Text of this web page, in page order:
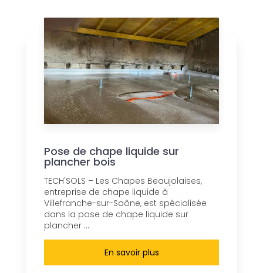
Pose de chape liquide sur
plancher bois
TECH'SOLS – Les Chapes Beaujolaises,
entreprise de chape liquide à
Villefranche-sur-Saône, est spécialisée
dans la pose de chape liquide sur
plancher ...
En savoir plus